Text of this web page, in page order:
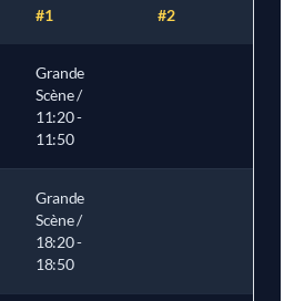
#1
#2
Grande
Scène /
11:20 -
11:50
Grande
Scène /
18:20 -
18:50